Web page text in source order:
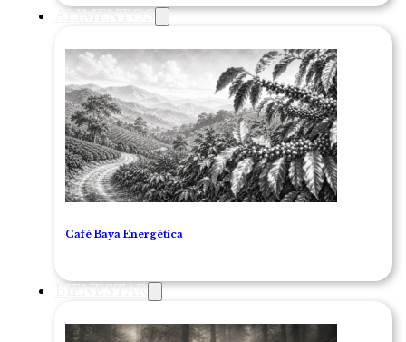
ALIMENTOS
Café Baya Energética
BIENESTAR